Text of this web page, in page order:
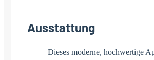
Ausstattung
Dieses moderne, hochwertige